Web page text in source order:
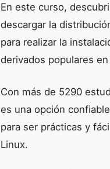
En este curso,
descargar la
para realizar la
derivados populares
Con más de 5290
es una opción
para ser prácticas y
Linux.